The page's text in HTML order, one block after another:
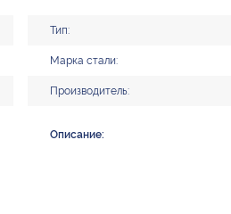
Тип:
Марка стали:
Производитель:
Описание: